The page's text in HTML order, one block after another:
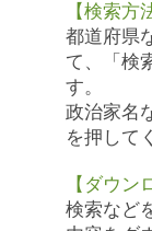
【検索方
都道府県
て、「検
す。
政治家名
を押して
【ダウン
検索など